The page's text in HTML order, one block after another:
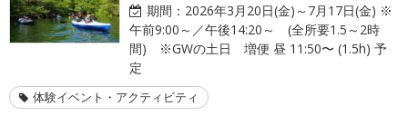
期間： 2026年3月20日(金)～7月17日(金) ※
午前9:00～／午後14:20～ (全所要1.5～2時
間) ※GWの土日 増便 昼 11:50〜 (1.5h) 予
定
体験イベント・アクティビティ